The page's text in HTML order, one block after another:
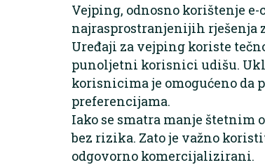
Vejping, odnosno korištenje e-
najrasprostranjenijih rješenja
Uređaji za vejping koriste
punoljetni korisnici udišu.
korisnicima je omogućeno da
preferencijama.
Iako se smatra manje štetnim
bez rizika. Zato je važno
odgovorno komercijalizirani.